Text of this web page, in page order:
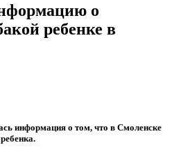
о
ребенке в
информация о том, что в Смоленске